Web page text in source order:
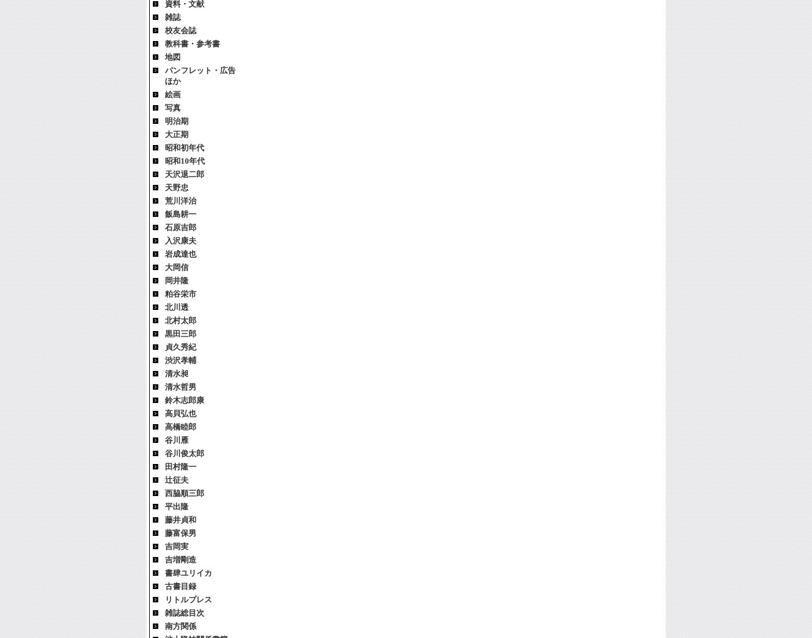
資料・文献
雑誌
校友会誌
教科書・参考書
地図
パンフレット・広告
ほか
絵画
写真
明治期
大正期
昭和初年代
昭和10年代
天沢退二郎
天野忠
荒川洋治
飯島耕一
石原吉郎
入沢康夫
岩成達也
大岡信
岡井隆
粕谷栄市
北川透
北村太郎
黒田三郎
貞久秀紀
渋沢孝輔
清水昶
清水哲男
鈴木志郎康
高貝弘也
高橋睦郎
谷川雁
谷川俊太郎
田村隆一
辻征夫
西脇順三郎
平出隆
藤井貞和
藤富保男
吉岡実
吉増剛造
書肆ユリイカ
古書目録
リトルプレス
雑誌総目次
南方関係